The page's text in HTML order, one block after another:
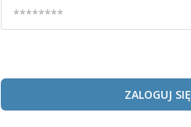
ZALOGUJ SIĘ